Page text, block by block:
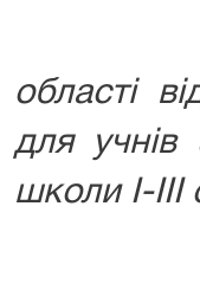
області
для учнів
школи І-